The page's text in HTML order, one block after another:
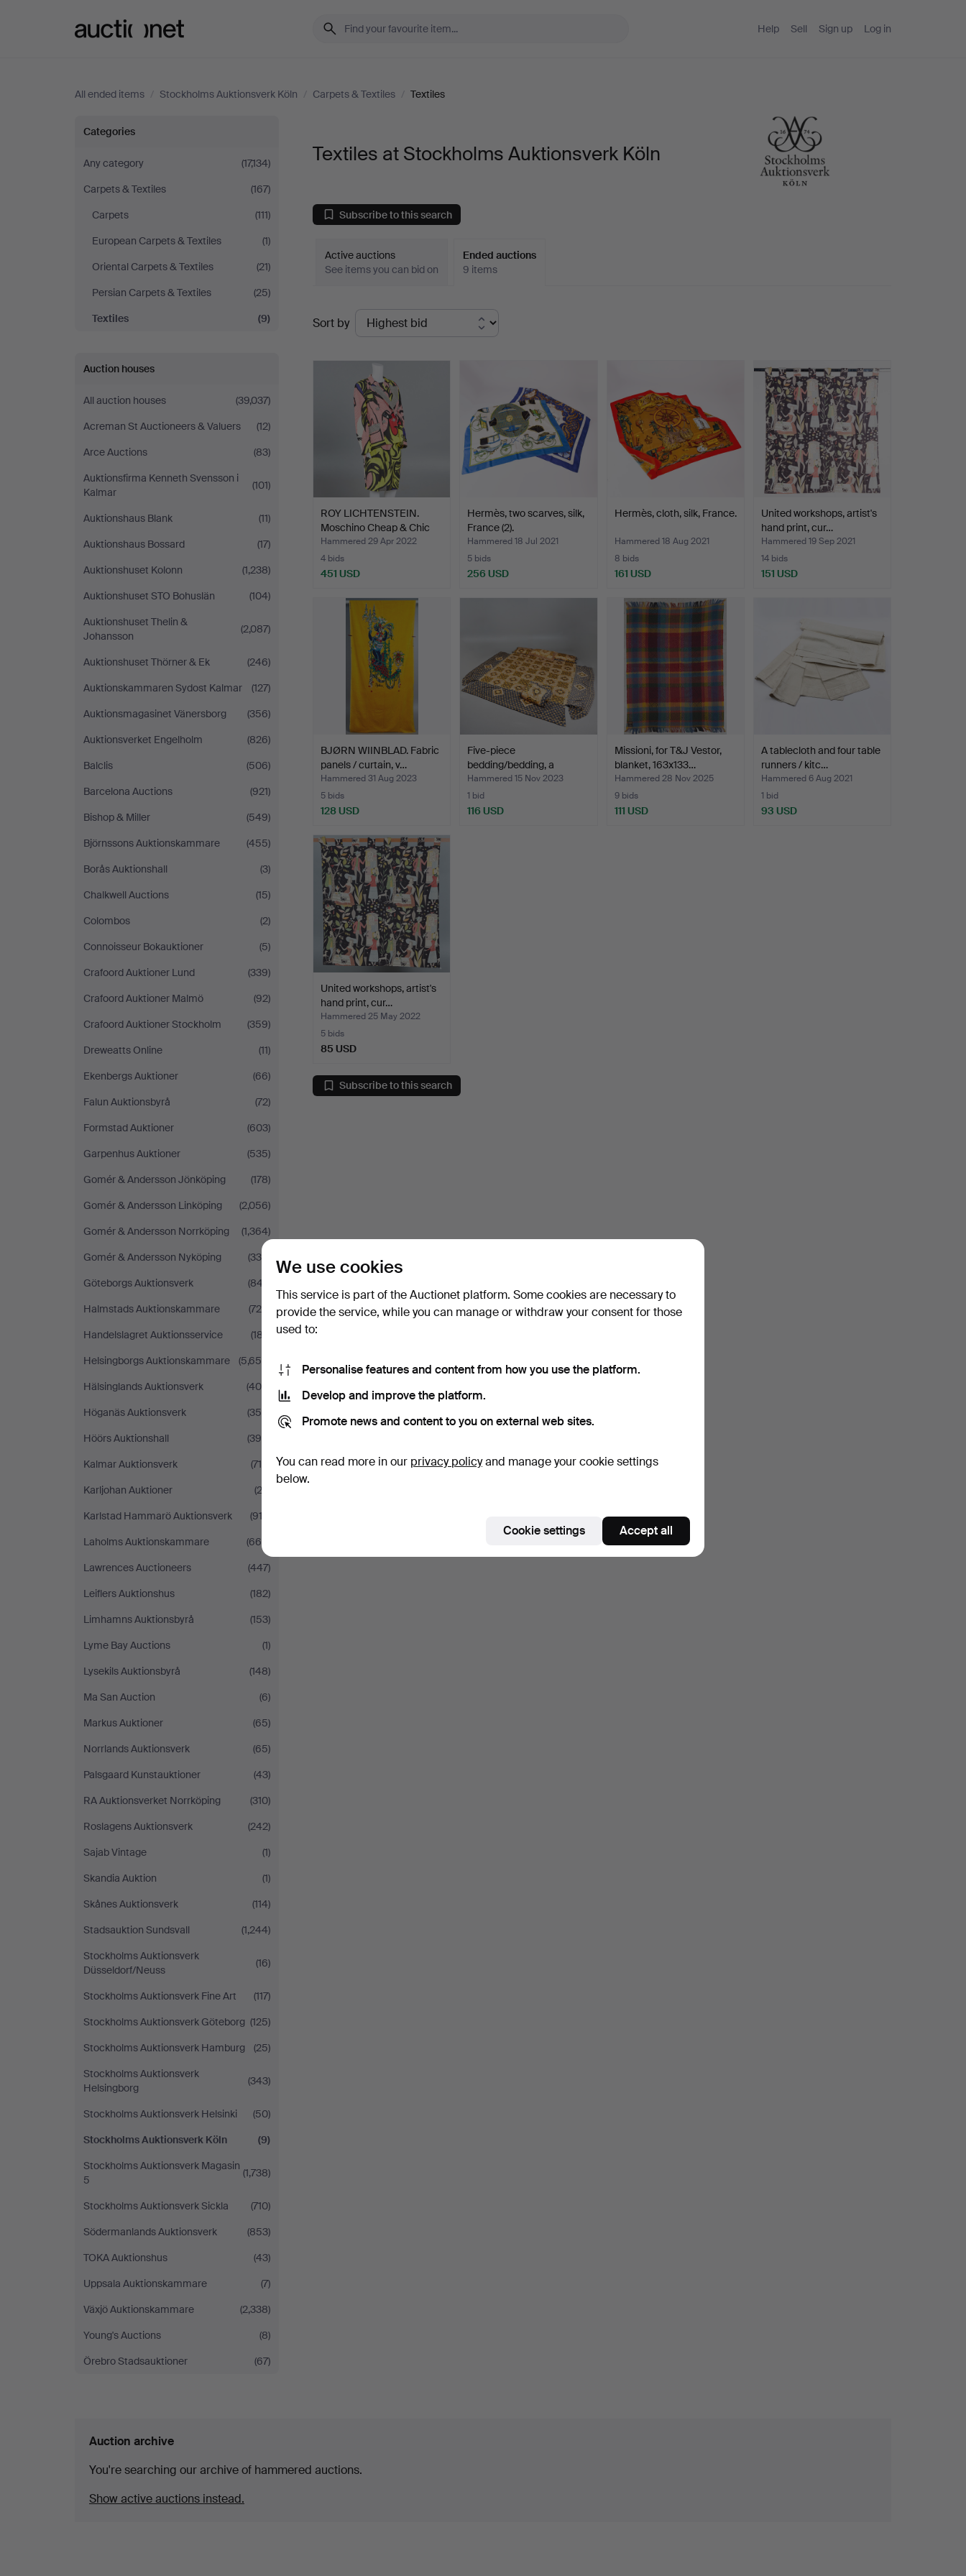
Help Sell Sign up Log in
All ended items / Stockholms Auktionsverk Köln / Carpets & Textiles / Textiles
Textiles
at
Stockholms
Auktionsverk
Köln
Categories
Any category
(17,134)
Carpets & Textiles
(167)
Carpets
(111)
European Carpets & Textiles
(1)
Oriental Carpets & Textiles
(21)
Persian Carpets & Textiles
(25)
Textiles
(9)
Auction houses
All auction houses
(39,037)
Acreman St Auctioneers & Valuers
(12)
Arce Auctions
(83)
Auktionsfirma Kenneth Svensson i
Kalmar
(101)
Auktionshaus Blank
(11)
Auktionshaus Bossard
(17)
Auktionshuset Kolonn
(1,238)
Auktionshuset STO Bohuslän
(104)
Auktionshuset Thelin &
Johansson
(2,087)
Auktionshuset Thörner & Ek
(246)
Auktionskammaren Sydost Kalmar
(127)
Auktionsmagasinet Vänersborg
(356)
Auktionsverket Engelholm
(826)
Balclis
(506)
Barcelona Auctions
(921)
Bishop & Miller
(549)
Björnssons Auktionskammare
(455)
Borås Auktionshall
(3)
Chalkwell Auctions
(15)
Colombos
(2)
Connoisseur Bokauktioner
(5)
Crafoord Auktioner Lund
(339)
Crafoord Auktioner Malmö
(92)
Crafoord Auktioner Stockholm
(359)
Dreweatts Online
(11)
Ekenbergs Auktioner
(66)
Falun Auktionsbyrå
(72)
Formstad Auktioner
(603)
Garpenhus Auktioner
(535)
Gomér & Andersson Jönköping
(178)
Gomér & Andersson Linköping
(2,056)
Gomér & Andersson Norrköping
(1,364)
Gomér & Andersson Nyköping
(338)
Göteborgs Auktionsverk
(847)
Halmstads Auktionskammare
(725)
Handelslagret Auktionsservice
(187)
Helsingborgs Auktionskammare
(5,659)
Hälsinglands Auktionsverk
(406)
Höganäs Auktionsverk
(350)
Höörs Auktionshall
(396)
Kalmar Auktionsverk
(715)
Karljohan Auktioner
(23)
Karlstad Hammarö Auktionsverk
(913)
Laholms Auktionskammare
(665)
Lawrences Auctioneers
(447)
Leiflers Auktionshus
(182)
Limhamns Auktionsbyrå
(153)
Lyme Bay Auctions
(1)
Lysekils Auktionsbyrå
(148)
Ma San Auction
(6)
Markus Auktioner
(65)
Norrlands Auktionsverk
(65)
Palsgaard Kunstauktioner
(43)
RA Auktionsverket Norrköping
(310)
Roslagens Auktionsverk
(242)
Sajab Vintage
(1)
Skandia Auktion
(1)
Skånes Auktionsverk
(114)
Stadsauktion Sundsvall
(1,244)
Stockholms Auktionsverk
Düsseldorf/Neuss
(16)
Stockholms Auktionsverk Fine Art
(117)
Stockholms Auktionsverk Göteborg (125)
Stockholms Auktionsverk Hamburg
(25)
Stockholms Auktionsverk
Helsingborg
(343)
Stockholms Auktionsverk Helsinki
(50)
Stockholms Auktionsverk Köln
(9)
Stockholms Auktionsverk Magasin
5
(1,738)
Stockholms Auktionsverk Sickla
(710)
Södermanlands Auktionsverk
(853)
TOKA Auktionshus
(43)
Uppsala Auktionskammare
(7)
Växjö Auktionskammare
(2,338)
Young's Auctions
(8)
Örebro Stadsauktioner
(67)
Textiles at Stockholms Auktionsverk Köln
Subscribe to this search
Active auctions
See items you can bid on
Ended auctions
9 items
Ended
auctions
Sort by
ROY LICHTENSTEIN.
Moschino Cheap & Chic
th…
Hammered 29 Apr 2022
4 bids
451 USD
Hermès, two scarves, silk,
France (2).
Hammered 18 Jul 2021
5 bids
256 USD
Hermès, cloth, silk, France.
Hammered 18 Aug 2021
8 bids
161 USD
United workshops, artist's
hand print, cur…
Hammered 19 Sep 2021
14 bids
151 USD
BJØRN WIINBLAD. Fabric
panels / curtain, v…
Hammered 31 Aug 2023
5 bids
128 USD
Five-piece
bedding/bedding, a
bedspread, a…
Hammered 15 Nov 2023
1 bid
116 USD
Missioni, for T&J Vestor,
blanket, 163x133…
Hammered 28 Nov 2025
9 bids
111 USD
A tablecloth and four table
runners / kitc…
Hammered 6 Aug 2021
1 bid
93 USD
United workshops, artist's
hand print, cur…
Hammered 25 May 2022
5 bids
85 USD
Subscribe to this search
Auction archive
You're searching our archive of hammered auctions.
Show active auctions instead.
We use cookies
This service is part of the Auctionet platform. Some cookies are necessary to
provide the service, while you can manage or withdraw your consent for those
used to:
Personalise features and content from how you use the platform.
Develop and improve the platform.
Promote news and content to you on external web sites.
You can read more in our privacy policyand manage your cookie settings
below.
Cookie settings Accept all